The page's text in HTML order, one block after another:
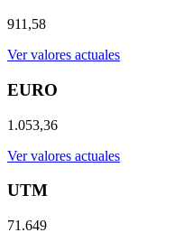
911,58
Ver valores actuales
EURO
1.053,36
Ver valores actuales
UTM
71.649